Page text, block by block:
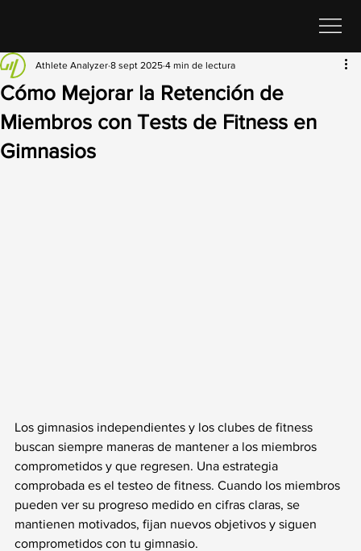
Cómo Mejorar la Retención de
Miembros con Tests de Fitness en
Gimnasios
Athlete Analyzer 8 sept 2025 4 min de lectura
Los gimnasios independientes y los clubes de fitness
buscan siempre maneras de mantener a los miembros
comprometidos y que regresen. Una estrategia
comprobada es el testeo de fitness. Cuando los miembros
pueden ver su progreso medido en cifras claras, se
mantienen motivados, fijan nuevos objetivos y siguen
comprometidos con tu gimnasio.